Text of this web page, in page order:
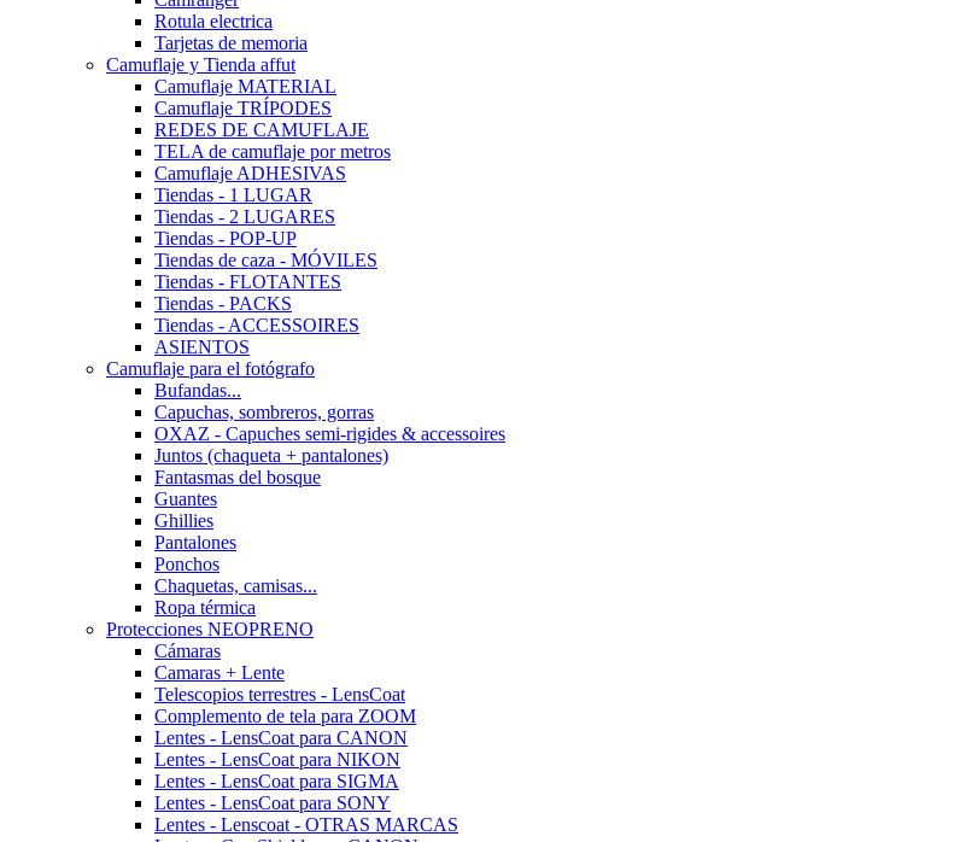
Rotula electrica
Tarjetas de memoria
Camuflaje y Tienda affut
Camuflaje MATERIAL
Camuflaje TRÍPODES
REDES DE CAMUFLAJE
TELA de camuflaje por metros
Camuflaje ADHESIVAS
Tiendas - 1 LUGAR
Tiendas - 2 LUGARES
Tiendas - POP-UP
Tiendas de caza - MÓVILES
Tiendas - FLOTANTES
Tiendas - PACKS
Tiendas - ACCESSOIRES
ASIENTOS
Camuflaje para el fotógrafo
Bufandas...
Capuchas, sombreros, gorras
OXAZ - Capuches semi-rigides & accessoires
Juntos (chaqueta + pantalones)
Fantasmas del bosque
Guantes
Ghillies
Pantalones
Ponchos
Chaquetas, camisas...
Ropa térmica
Protecciones NEOPRENO
Cámaras
Camaras + Lente
Telescopios terrestres - LensCoat
Complemento de tela para ZOOM
Lentes - LensCoat para CANON
Lentes - LensCoat para NIKON
Lentes - LensCoat para SIGMA
Lentes - LensCoat para SONY
Lentes - Lenscoat - OTRAS MARCAS